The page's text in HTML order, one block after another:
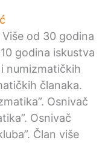
od 30 godina
godina iskustva
numizmatičkih
članaka.
Osnivač
Osnivač
Član više